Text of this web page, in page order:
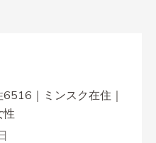
｜ミンスク在住｜
性